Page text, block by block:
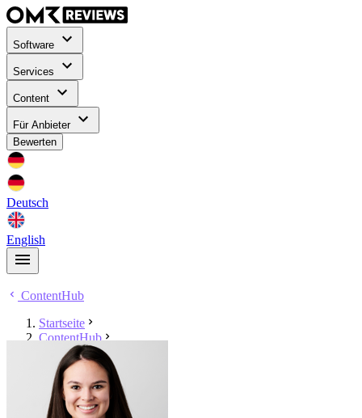
Software
Services
Content
Für Anbieter
Bewerten
Deutsch
English
ContentHub
Startseite
ContentHub
Adriana Del Solar